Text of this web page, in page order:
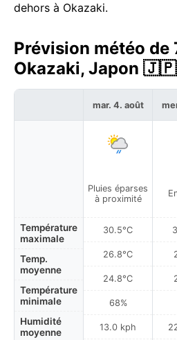
dehors à Okazaki.
Prévision météo de
Okazaki, Japon 🇯🇵
Température
maximale
Temp.
moyenne
Température
minimale
Humidité
moyenne
mar. 4. août
Pluies éparses
à proximité
30.5°C
26.8°C
24.8°C
68%
13.0 kph